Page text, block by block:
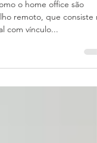
office?
o home office são
com vínculo...